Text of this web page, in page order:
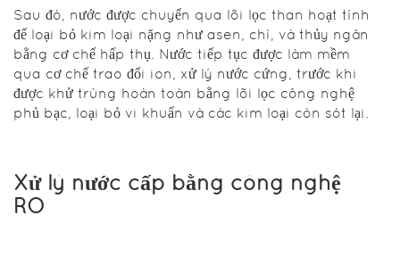
Dưới đây là
những công
nghệ xử lý
Ecomax hiệu
quả nhất:
Sau đó, nước được chuyển qua lõi lọc than hoạt tính
để loại bỏ kim loại nặng như asen, chì, và thủy ngân
bằng cơ chế hấp thụ. Nước tiếp tục được làm mềm
qua cơ chế trao đổi ion, xử lý nước cứng, trước khi
được khử trùng hoàn toàn bằng lõi lọc công nghệ
phủ bạc, loại bỏ vi khuẩn và các kim loại còn sót lại.
Xử lý nước cấp bằng công nghệ
RO